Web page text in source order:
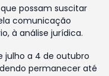
possam suscitar
comunicação
à análise jurídica.
julho a 4 de outubro
permanecer até